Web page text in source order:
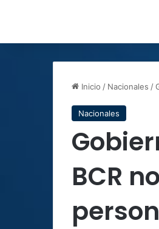
Inicio / Nacionales /
Nacionales
BCR